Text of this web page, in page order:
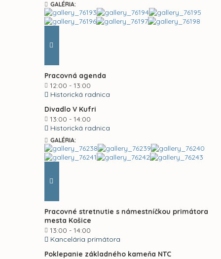
GALÉRIA:
Pracovná agenda
12:00 - 13:00
Historická radnica
Divadlo V Kufri
13:00 - 14:00
Historická radnica
GALÉRIA:
Pracovné stretnutie s námestníčkou primátora
mesta Košice
13:00 - 14:00
Kancelária primátora
Poklepanie základného kameňa NTC